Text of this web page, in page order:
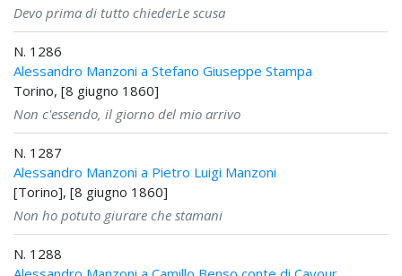
Devo prima di tutto chiederLe scusa
N. 1286
Alessandro Manzoni a Stefano Giuseppe Stampa
Torino, [8 giugno 1860]
Non c'essendo, il giorno del mio arrivo
N. 1287
Alessandro Manzoni a Pietro Luigi Manzoni
[Torino], [8 giugno 1860]
Non ho potuto giurare che stamani
N. 1288